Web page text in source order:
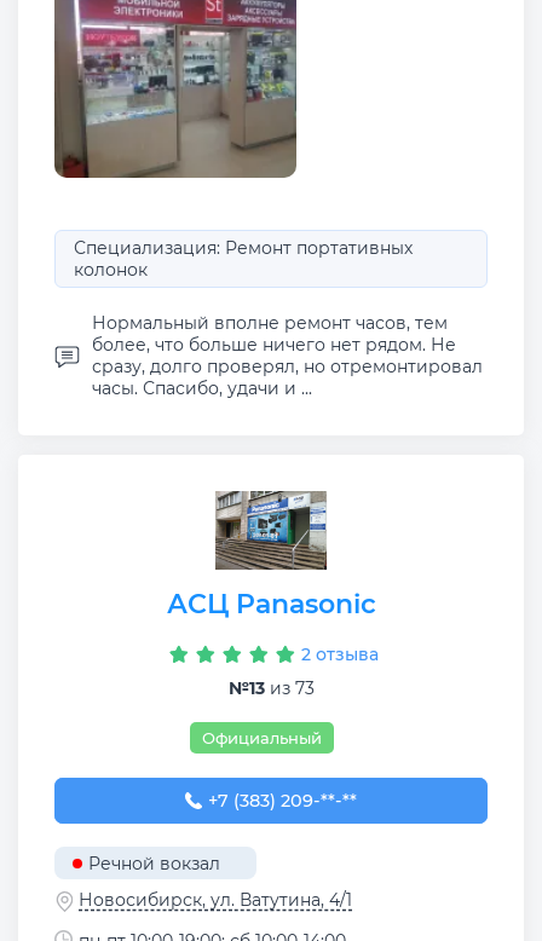
Специализация: Ремонт портативных
колонок
Нормальный вполне ремонт часов, тем
более, что больше ничего нет рядом. Не
сразу, долго проверял, но отремонтировал
часы. Спасибо, удачи и ...
АСЦ Panasonic
2 отзыва
№13из 73
Официальный
+7 (383) 209-01-81
+7 (383) 209-**-**
Речной вокзал
Новосибирск, ул. Ватутина, 4/1